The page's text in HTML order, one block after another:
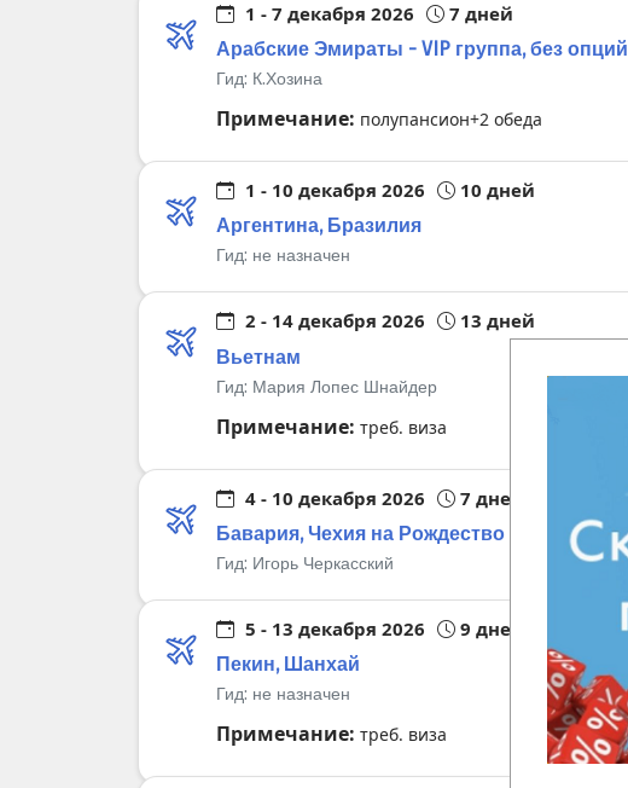
1 - 7 декабря 2026 7 дней
Арабские Эмираты - VIP группа, без опций
Гид: К.Хозина
Примечание: полупансион+2 обеда
1 - 10 декабря 2026 10 дней
Аргентина, Бразилия
Гид: не назначен
2 - 14 декабря 2026 13 дней
Вьетнам
Гид: Мария Лопес Шнайдер
Примечание: треб. виза
4 - 10 декабря 2026 7 дней
Бавария, Чехия на Рождество
Гид: Игорь Черкасский
5 - 13 декабря 2026 9 дней
Пекин, Шанхай
Гид: не назначен
Примечание: треб. виза